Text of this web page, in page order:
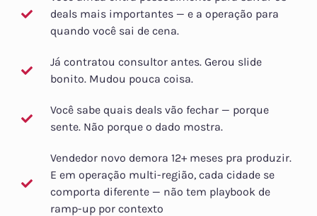
deals mais importantes — e a operação para
quando você sai de cena.
Já contratou consultor antes. Gerou slide
bonito. Mudou pouca coisa.
Você sabe quais deals vão fechar — porque
sente. Não porque o dado mostra.
Vendedor novo demora 12+ meses pra produzir.
E em operação multi-região, cada cidade se
comporta diferente — não tem playbook de
ramp-up por contexto